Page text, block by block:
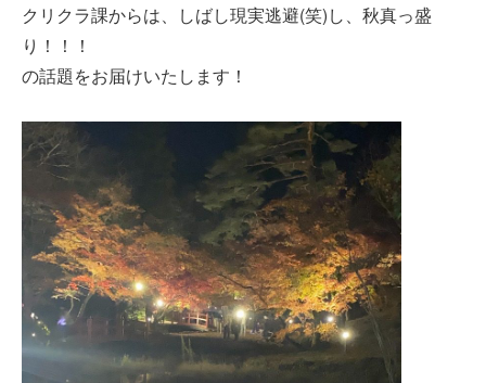
クリクラ課からは、しばし現実逃避(笑)し、秋真っ盛
り！！！
の話題をお届けいたします！